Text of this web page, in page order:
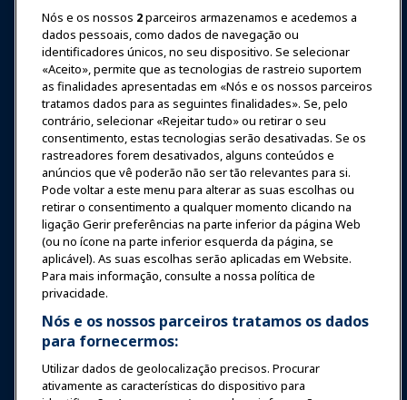
Entrar Junte-se Agora
Prêmios Carreiras
Contato
Expos e Eventos
Notícias & Diversão
Educação
Segurança & Proteção
Advocacia
Pesquisa e Relatórios
Sobre a IAAPA
Nós e os nossos 2parceiros armazenamos e acedemos a
dados pessoais, como dados de navegação ou
identificadores únicos, no seu dispositivo. Se selecionar
«Aceito», permite que as tecnologias de rastreio suportem
as finalidades apresentadas em «Nós e os nossos parceiros
tratamos dados para as seguintes finalidades». Se, pelo
contrário, selecionar «Rejeitar tudo» ou retirar o seu
consentimento, estas tecnologias serão desativadas. Se os
rastreadores forem desativados, alguns conteúdos e
anúncios que vê poderão não ser tão relevantes para si.
Pode voltar a este menu para alterar as suas escolhas ou
retirar o consentimento a qualquer momento clicando na
ligação Gerir preferências na parte inferior da página Web
(ou no ícone na parte inferior esquerda da página, se
aplicável). As suas escolhas serão aplicadas em Website.
Para mais informação, consulte a nossa política de
privacidade.
Nós e os nossos parceiros tratamos os dados
para fornecermos:
Utilizar dados de geolocalização precisos. Procurar
ativamente as características do dispositivo para